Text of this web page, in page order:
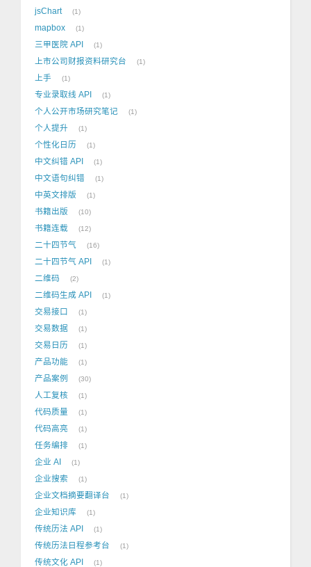
jsChart 1
mapbox 1
三甲医院 API 1
上市公司财报资料研究台 1
上手 1
专业录取线 API 1
个人公开市场研究笔记 1
个人提升 1
个性化日历 1
中文纠错 API 1
中文语句纠错 1
中英文排版 1
书籍出版 10
书籍连载 12
二十四节气 16
二十四节气 API 1
二维码 2
二维码生成 API 1
交易接口 1
交易数据 1
交易日历 1
产品功能 1
产品案例 30
人工复核 1
代码质量 1
代码高亮 1
任务编排 1
企业 AI 1
企业搜索 1
企业文档摘要翻译台 1
企业知识库 1
传统历法 API 1
传统历法日程参考台 1
传统文化 API 1